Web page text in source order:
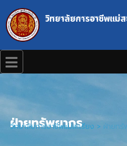
วิทยาลัยการอาชีพแม่ส
MAESARIANG INDUSTRIAL AND
ฝ่ายทรัพยากร
วิทยาลัยการอาชีพแม่สะเรียง > ฝ่ายทรั